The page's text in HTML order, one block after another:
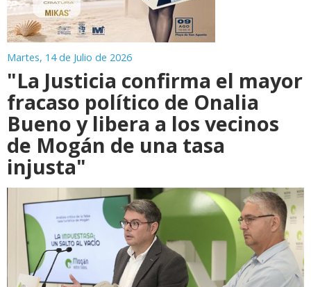
Martes, 14 de Julio de 2026
"La Justicia confirma el mayor
fracaso político de Onalia
Bueno y libera a los vecinos
de Mogán de una tasa
injusta"